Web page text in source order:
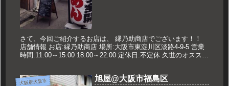
さて、今回ご紹介するお店は、 縁乃助商店でございます！！
店舗情報 お店:縁乃助商店 場所:大阪市東淀川区淡路4-9-5 営業
時間:11:00～15:00 18:00～22:00 定休日:不定休 久世のオススメ
大阪府大阪市 旭屋@大阪市福島区